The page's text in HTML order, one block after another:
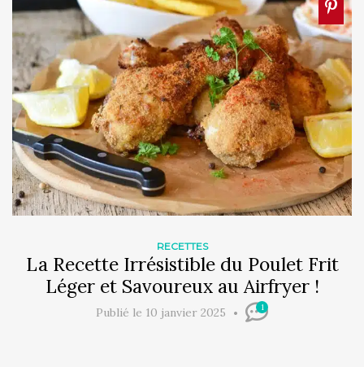
RECETTES
La Recette Irrésistible du Poulet Frit
Léger et Savoureux au Airfryer !
Publié le 10 janvier 2025 1